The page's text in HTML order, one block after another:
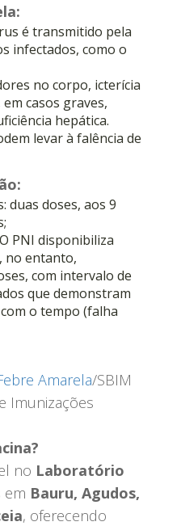
é transmitido pela
infectados, como o
no corpo, icterícia
casos graves,
hepática.
levar à falência de
duas doses, aos 9
PNI disponibiliza
no entanto,
com intervalo de
que demonstram
o tempo (falha
Amarela/SBIM
Imunizações
no Laboratório
em Bauru, Agudos,
, oferecendo